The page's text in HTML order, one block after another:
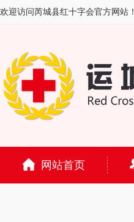
欢迎访问芮城县红十字会官方网站！
网站首页